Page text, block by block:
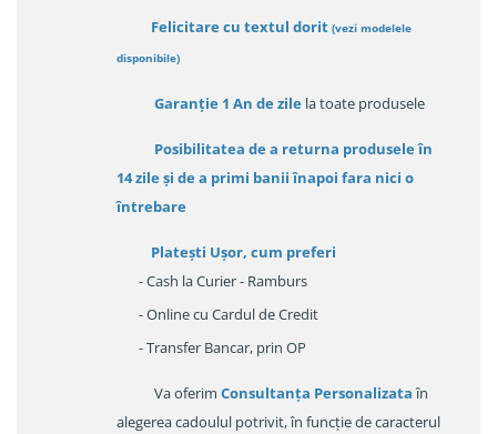
Felicitare cu textul dorit (vezi modelele
disponibile)
Garanție 1 An de zile la toate produsele
Posibilitatea de a returna produsele în
14 zileși de a primi banii înapoi fara nici o
întrebare
Platești Ușor, cum preferi
- Cash la Curier - Ramburs
- Online cu Cardul de Credit
- Transfer Bancar, prin OP
Va oferim Consultanța Personalizataîn
alegerea cadoulul potrivit, în funcție de caracterul